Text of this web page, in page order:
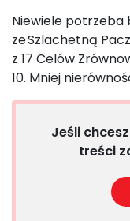
Niewiele potrzeba
ze Szlachetną
z 17 Celów
10. Mniej
Jeśli
treści